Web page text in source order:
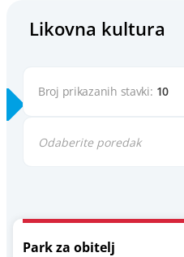
Likovna kultura
Broj prikazanih stavki: 10
Odaberite poredak
Park za obitelj